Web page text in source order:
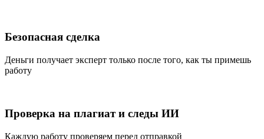
Безопасная сделка
Деньги получает эксперт только после того, как ты примешь
работу
Проверка на плагиат и следы ИИ
Каждую работу проверяем перед отправкой